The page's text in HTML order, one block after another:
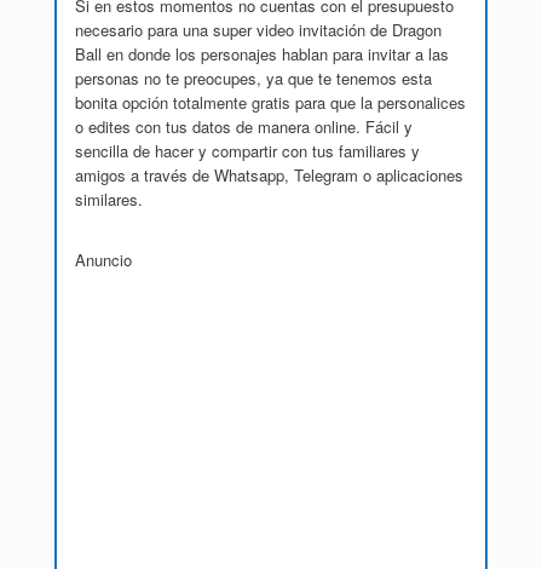
Si en estos momentos no cuentas con el presupuesto
necesario para una super video invitación de Dragon
Ball en donde los personajes hablan para invitar a las
personas no te preocupes, ya que te tenemos esta
bonita opción totalmente gratis para que la personalices
o edites con tus datos de manera online. Fácil y
sencilla de hacer y compartir con tus familiares y
amigos a través de Whatsapp, Telegram o aplicaciones
similares.
Anuncio